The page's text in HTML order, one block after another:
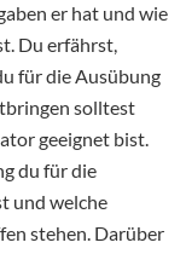
er hat und wie
Du erfährst,
für die Ausübung
solltest
geeignet bist.
du für die
und welche
stehen. Darüber